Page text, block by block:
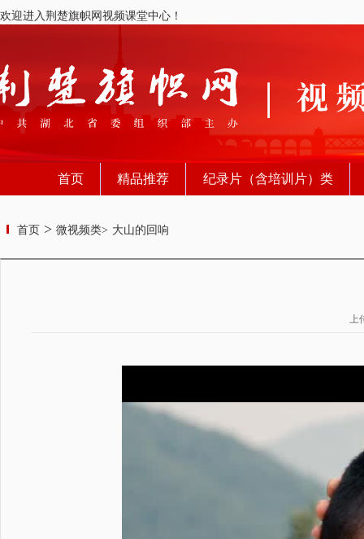
欢迎进入荆楚旗帜网视频课堂中心！
首页 精品推荐 纪录片（含培训片）类
首页 > 微视频类> 大山的回响
上